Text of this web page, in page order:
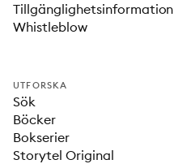
Tillgänglighetsinformation
Whistleblow
UTFORSKA
Sök
Böcker
Bokserier
Storytel Original